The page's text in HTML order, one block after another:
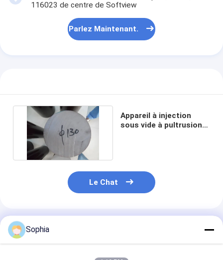
116023 de centre de Softview
Parlez Maintenant.
Appareil à injection
sous vide à pultrusion
Le Chat
Produits Recommandés
Sophia